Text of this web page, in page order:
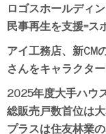
ロゴスホールディ
民事再生を支援=ス
アイ工務店、新CM
さんをキャラクタ
2025年度大手ハウ
総販売戸数首位は
プラスは住友林業